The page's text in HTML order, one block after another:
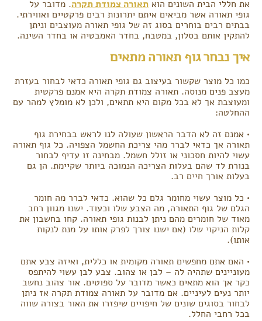
את חללי הבית השונים הוא תאורה צמודת תקרה. מדובר על
גופי תאורה אשר מביאים איתם יתרונות רבים פרקטיים ואווירתי.
בבתים רבים בוחרים בסוג זה של גופי תאורה מעוצבים וניתן
להתקין אותם בסלון, במטבח, בחדר האמבטיה או בחדר השינה.
איך נבחר גוף תאורה מתאים
כמו כל מוצר שקשור בעיצוב גם גופי תאורה כדאי לבחור בעזרת
מעצב פנים מנוסה. תאורה צמודת תקרה היא אמנם פרקטית
ומעוצבת אך לא בכל מקום היא תתאים, ולכן לא מומלץ למהר עם
ההחלטה:
• אמנם זה לא הדבר הראשון שעולה לנו לראש בבחירת גוף
תאורה אך כדאי לברר מהי צריכת החשמל הצפויה. כל גוף תאורה
עשוי להיות חסכוני או זולל חשמל. מבחינה זו עדיף לבחור
בנורת לד שהם בעלות הצריכה הנמוכה ביותר שקיימת. הן גם
בעלות אורך חיים רב.
• כל מוצר עשוי מחומר גלם כל שהוא. כדאי לברר מה חומר
הגלם של גוף התאורה, מה הצבע שלו וכעוד. ישנו מגוון רחב
מאוד של חומרים מהם ניתן לבנות גופי תאורה. קחו בחשבון את
קלות הניקוי שלו (אם ישנו צורך לפרק אותו על מנת לנקות
אותו).
• האם אתם מחפשים תאורה מקומית או כללית, ואיזה צבע אתם
מעוניינים שתהיה לה – לבן או צהוב. צבע לבן עשוי להיתפס
כקר אך הוא מתאים כאשר מדובר על ספוטים. אור צהוב נחשב
יותר נעים לעיניים. אם מדובר על תאורה צמודת תקרה אז ניתן
לבחור בסוגים שונים של חיפויים שיפזרו את האור בצורה שווה
בכל רחבי החלל.